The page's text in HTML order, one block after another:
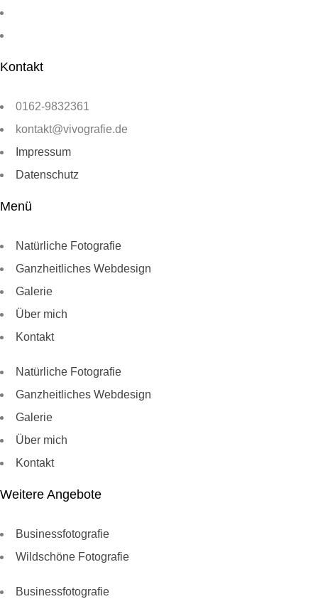
Kontakt
0162-9832361
kontakt@vivografie.de
Impressum
Datenschutz
Menü
Natürliche Fotografie
Ganzheitliches Webdesign
Galerie
Über mich
Kontakt
Natürliche Fotografie
Ganzheitliches Webdesign
Galerie
Über mich
Kontakt
Weitere Angebote
Businessfotografie
Wildschöne Fotografie
Businessfotografie